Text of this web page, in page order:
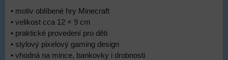
• motiv oblíbené hry Minecraft
• velikost cca 12 × 9 cm
• praktické provedení pro děti
• stylový pixelový gaming design
• vhodná na mince, bankovky i drobnosti